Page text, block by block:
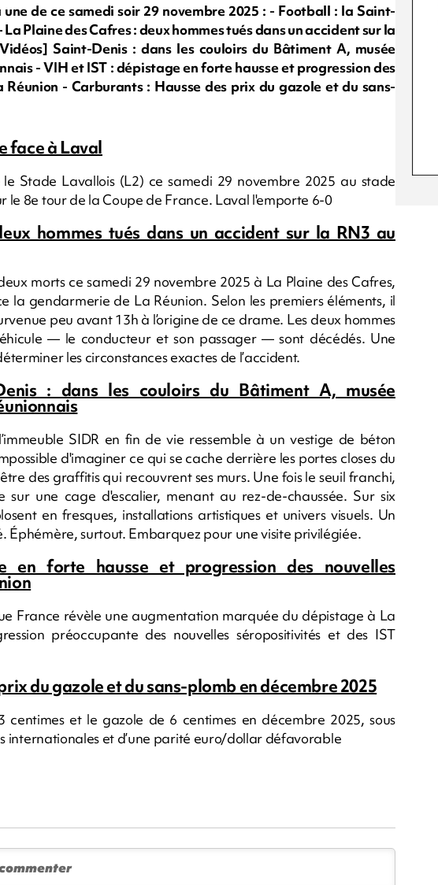
de ce samedi soir 29 novembre 2025 : - Football : la Saint-
Plaine des Cafres : deux hommes tués dans un accident sur la
Saint-Denis : dans les couloirs du Bâtiment A, musée
- VIH et IST : dépistage en forte hausse et progression des
- Carburants : Hausse des prix du gazole et du sans-
face à Laval
Stade Lavallois (L2) ce samedi 29 novembre 2025 au stade
le 8e tour de la Coupe de France. Laval l'emporte 6-0
hommes tués dans un accident sur la RN3 au
morts ce samedi 29 novembre 2025 à La Plaine des Cafres,
la gendarmerie de La Réunion. Selon les premiers éléments, il
peu avant 13h à l’origine de ce drame. Les deux hommes
— le conducteur et son passager — sont décédés. Une
les circonstances exactes de l’accident.
: dans les couloirs du Bâtiment A, musée
SIDR en fin de vie ressemble à un vestige de béton
d'imaginer ce qui se cache derrière les portes closes du
des graffitis qui recouvrent ses murs. Une fois le seuil franchi,
sur une cage d'escalier, menant au rez-de-chaussée. Sur six
en fresques, installations artistiques et univers visuels. Un
Éphémère, surtout. Embarquez pour une visite privilégiée.
forte hausse et progression des nouvelles
France révèle une augmentation marquée du dépistage à La
préoccupante des nouvelles séropositivités et des IST
du gazole et du sans-plomb en décembre 2025
centimes et le gazole de 6 centimes en décembre 2025, sous
internationales et d’une parité euro/dollar défavorable